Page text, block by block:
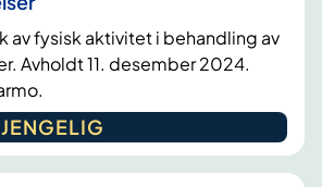
av fysisk aktivitet i behandling av
Avholdt 11. desember 2024.